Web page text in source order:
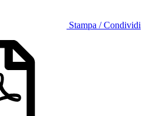
Stampa / Condividi